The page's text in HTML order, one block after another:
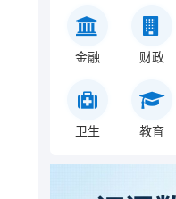
金融 财政
卫生 教育